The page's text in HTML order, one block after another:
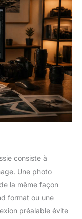
consiste à
Une photo
la même façon
format ou une
préalable évite